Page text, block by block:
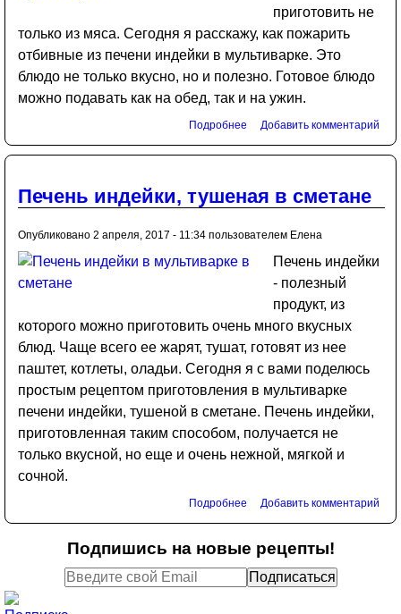
приготовить не
только из мяса. Сегодня я расскажу, как пожарить
отбивные из печени индейки в мультиварке. Это
блюдо не только вкусно, но и полезно. Готовое блюдо
можно подавать как на обед, так и на ужин.
Подробнее Добавить комментарий
Печень индейки, тушеная в сметане
Опубликовано 2 апреля, 2017 - 11:34 пользователем Елена
Печень индейки
- полезный
продукт, из
которого можно приготовить очень много вкусных
блюд. Чаще всего ее жарят, тушат, готовят из нее
паштет, котлеты, оладьи. Сегодня я с вами поделюсь
простым рецептом приготовления в мультиварке
печени индейки, тушеной в сметане. Печень индейки,
приготовленная таким способом, получается не
только вкусной, но еще и очень нежной, мягкой и
сочной.
Подробнее Добавить комментарий
Подпишись на новые рецепты!